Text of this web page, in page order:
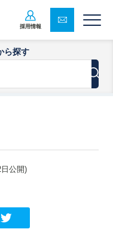
採用情報
ら探す
公開)